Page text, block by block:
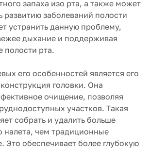
запаха изо рта, а также может
развитию заболеваний полости
устранить данную проблему,
дыхание и поддерживая
полости рта.
его особенностей является его
головки. Она
очищение, позволяя
участков. Такая
собрать и удалить больше
налета, чем традиционные
Это обеспечивает более глубокую